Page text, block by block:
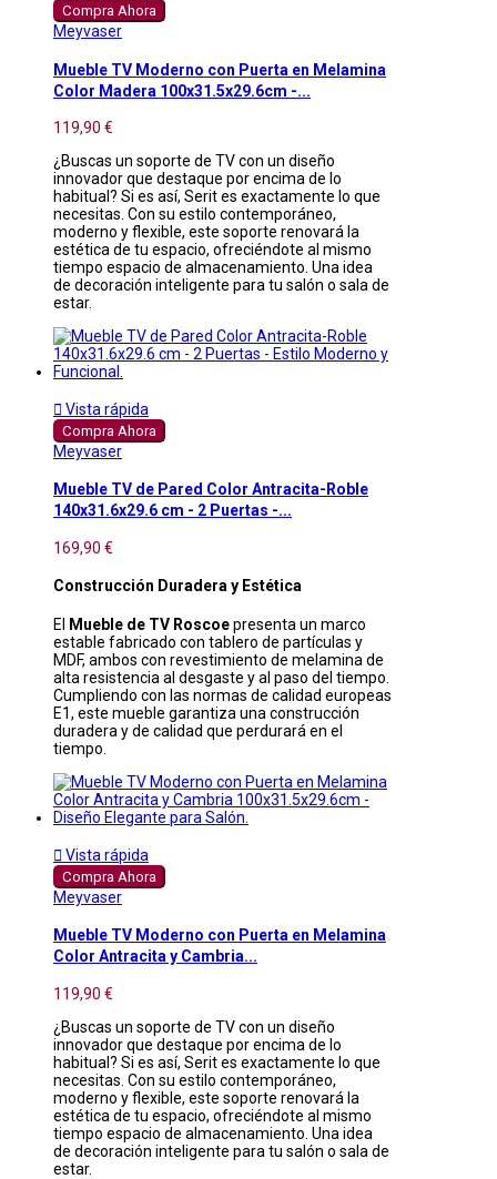
Compra Ahora
Meyvaser
Mueble TV Moderno con Puerta en Melamina
Color Madera 100x31.5x29.6cm -...
119,90 €
¿Buscas un soporte de TV con un diseño
innovador que destaque por encima de lo
habitual? Si es así, Serit es exactamente lo que
necesitas. Con su estilo contemporáneo,
moderno y flexible, este soporte renovará la
estética de tu espacio, ofreciéndote al mismo
tiempo espacio de almacenamiento. Una idea
de decoración inteligente para tu salón o sala de
estar.
 Vista rápida
Compra Ahora
Meyvaser
Mueble TV de Pared Color Antracita-Roble
140x31.6x29.6 cm - 2 Puertas -...
169,90 €
Construcción Duradera y Estética
El Mueble de TV Roscoepresenta un marco
estable fabricado con tablero de partículas y
MDF, ambos con revestimiento de melamina de
alta resistencia al desgaste y al paso del tiempo.
Cumpliendo con las normas de calidad europeas
E1, este mueble garantiza una construcción
duradera y de calidad que perdurará en el
tiempo.
 Vista rápida
Compra Ahora
Meyvaser
Mueble TV Moderno con Puerta en Melamina
Color Antracita y Cambria...
119,90 €
¿Buscas un soporte de TV con un diseño
innovador que destaque por encima de lo
habitual? Si es así, Serit es exactamente lo que
necesitas. Con su estilo contemporáneo,
moderno y flexible, este soporte renovará la
estética de tu espacio, ofreciéndote al mismo
tiempo espacio de almacenamiento. Una idea
de decoración inteligente para tu salón o sala de
estar.